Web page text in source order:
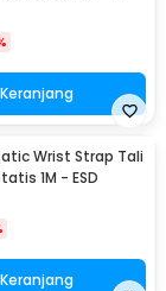
Wrist Strap Tali
1M - ESD